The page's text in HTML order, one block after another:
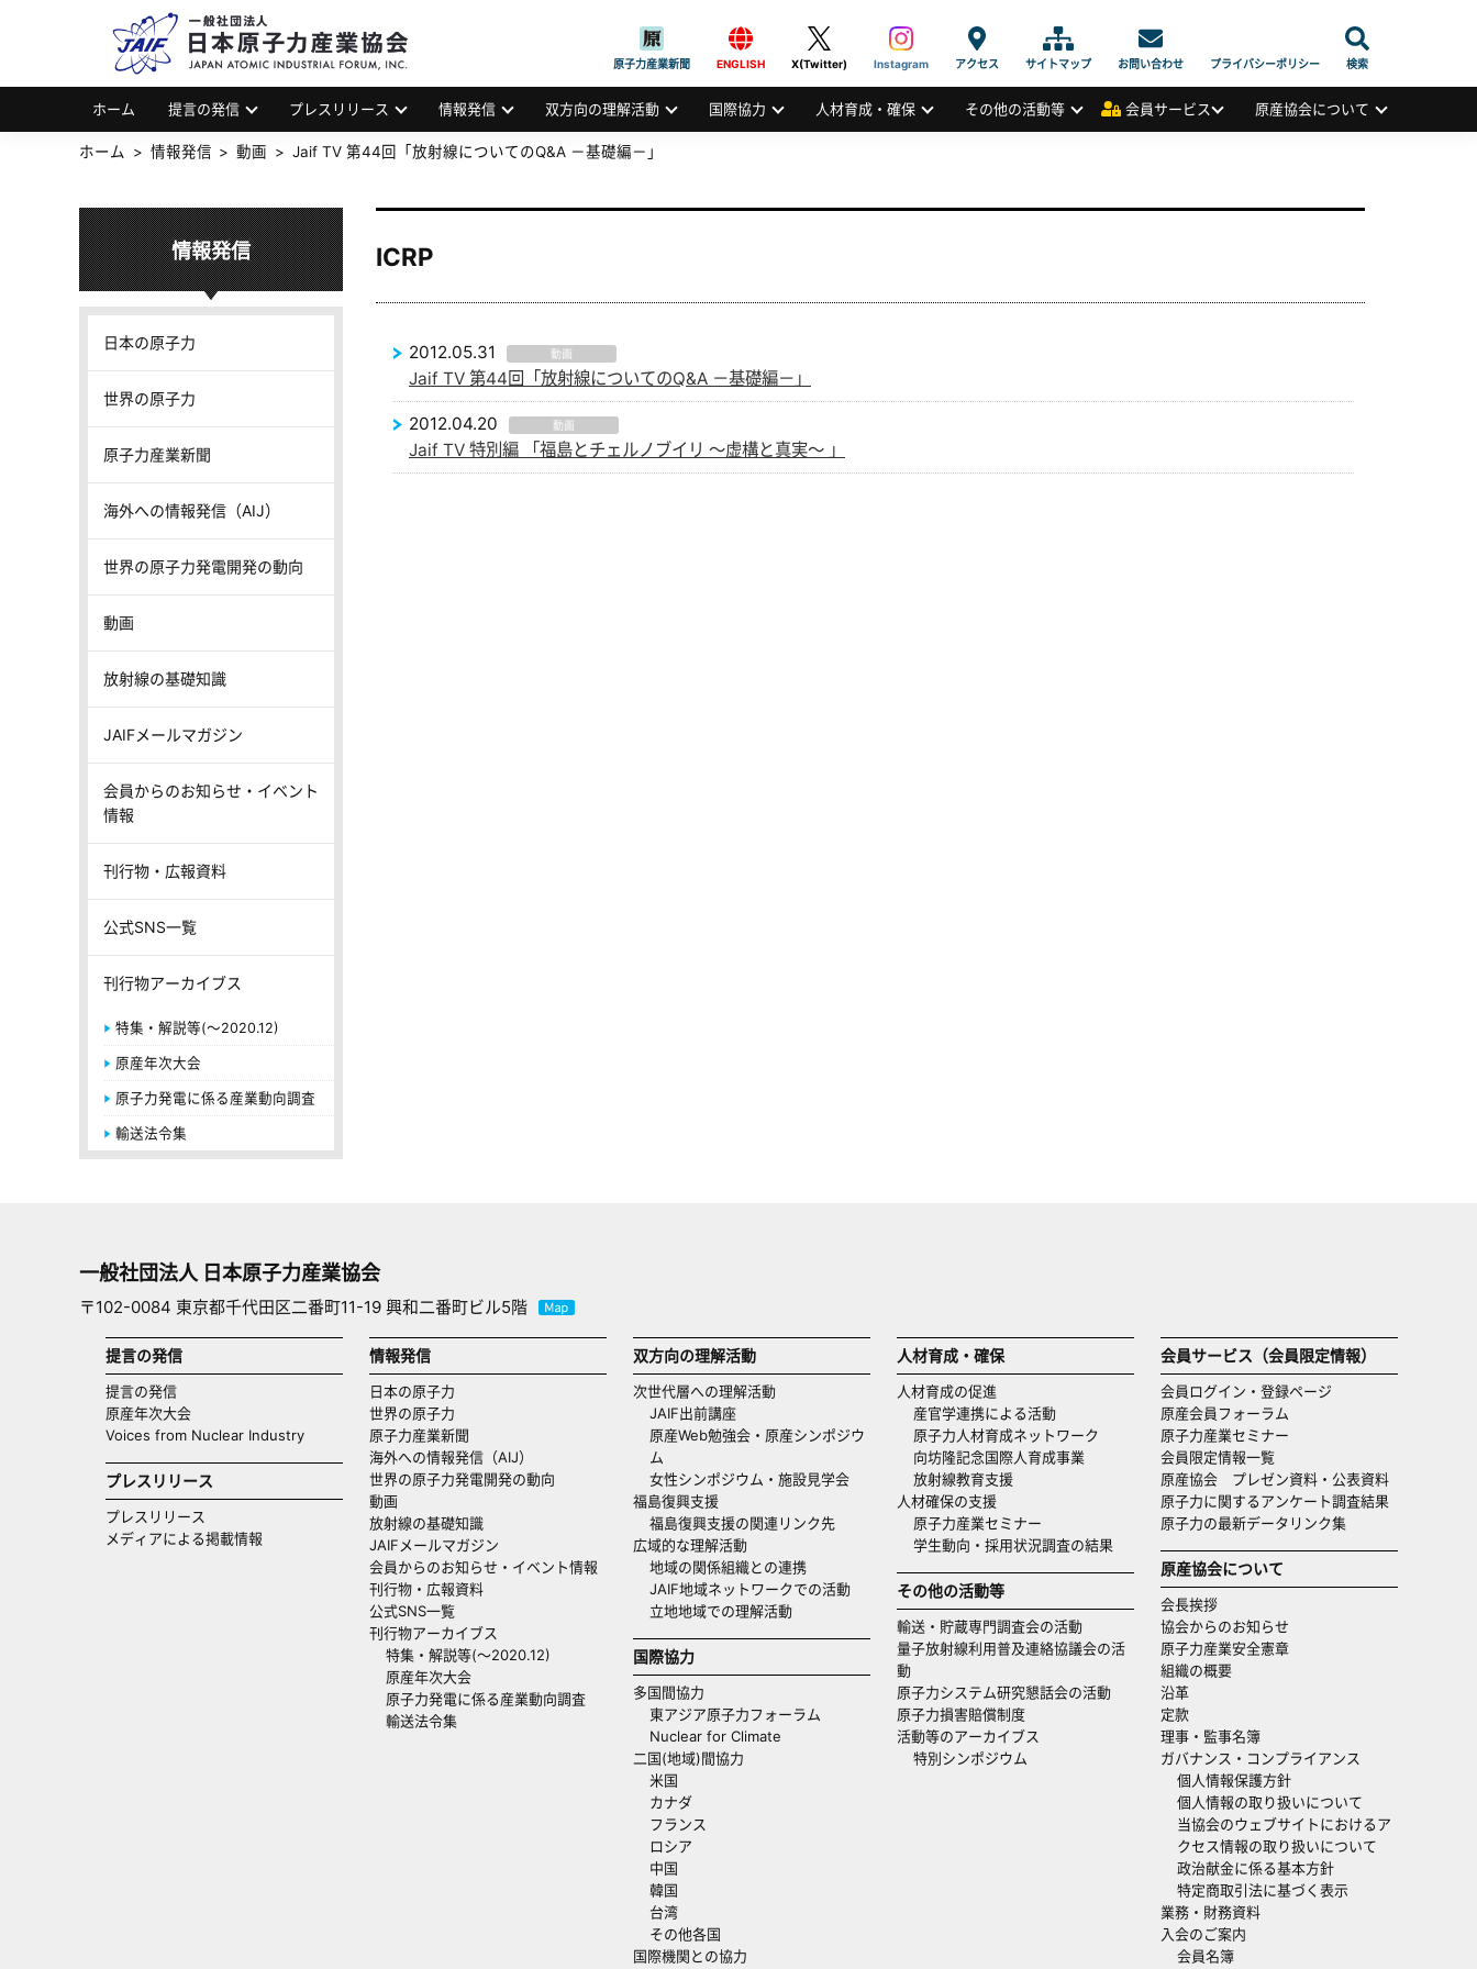
JAPAN ATOMIC INDUSTRIAL FORUM, INC.
原子力産業新聞 ENGLISH X(Twitter) Instagram アクセス サイトマップ お問い合わせ プライバシーポリシー 検索
ホーム 提言の発信 プレスリリース 情報発信 双方向の理解活動 国際協力 人材育成・確保 その他の活動等 会員サービス 原産協会について
ホーム 情報発信 動画 Jaif TV 第44回「放射線についてのQ&A －基礎編－」
ICRP
2012.05.31 動画
Jaif TV 第44回「放射線についてのQ&A －基礎編－」
2012.04.20 動画
Jaif TV 特別編 「福島とチェルノブイリ ～虚構と真実～ 」
情報発信
日本の原子力
世界の原子力
原子力産業新聞
海外への情報発信（AIJ）
世界の原子力発電開発の動向
動画
放射線の基礎知識
JAIFメールマガジン
会員からのお知らせ・イベント
情報
刊行物・広報資料
公式SNS一覧
刊行物アーカイブス
特集・解説等(～2020.12)
原産年次大会
原子力発電に係る産業動向調査
輸送法令集
一般社団法人 日本原子力産業協会
〒102-0084 東京都千代田区二番町11-19 興和二番町ビル5階
提言の発信
提言の発信
原産年次大会
Voices from Nuclear Industry
プレスリリース
プレスリリース
メディアによる掲載情報
情報発信
日本の原子力
世界の原子力
原子力産業新聞
海外への情報発信（AIJ）
世界の原子力発電開発の動向
動画
放射線の基礎知識
JAIFメールマガジン
会員からのお知らせ・イベント情報
刊行物・広報資料
公式SNS一覧
刊行物アーカイブス
特集・解説等(～2020.12)
原産年次大会
原子力発電に係る産業動向調査
輸送法令集
双方向の理解活動
次世代層への理解活動
JAIF出前講座
原産Web勉強会・原産シンポジウ
ム
女性シンポジウム・施設見学会
福島復興支援
福島復興支援の関連リンク先
広域的な理解活動
地域の関係組織との連携
JAIF地域ネットワークでの活動
立地地域での理解活動
国際協力
多国間協力
東アジア原子力フォーラム
Nuclear for Climate
二国(地域)間協力
米国
カナダ
フランス
ロシア
中国
韓国
台湾
その他各国
国際機関との協力
人材育成・確保
人材育成の促進
産官学連携による活動
原子力人材育成ネットワーク
向坊隆記念国際人育成事業
放射線教育支援
人材確保の支援
原子力産業セミナー
学生動向・採用状況調査の結果
その他の活動等
輸送・貯蔵専門調査会の活動
量子放射線利用普及連絡協議会の活
動
原子力システム研究懇話会の活動
原子力損害賠償制度
活動等のアーカイブス
特別シンポジウム
会員サービス（会員限定情報）
会員ログイン・登録ページ
原産会員フォーラム
原子力産業セミナー
会員限定情報一覧
原産協会 プレゼン資料・公表資料
原子力に関するアンケート調査結果
原子力の最新データリンク集
原産協会について
会長挨拶
協会からのお知らせ
原子力産業安全憲章
組織の概要
沿革
定款
理事・監事名簿
ガバナンス・コンプライアンス
個人情報保護方針
個人情報の取り扱いについて
当協会のウェブサイトにおけるア
クセス情報の取り扱いについて
政治献金に係る基本方針
特定商取引法に基づく表示
業務・財務資料
入会のご案内
会員名簿